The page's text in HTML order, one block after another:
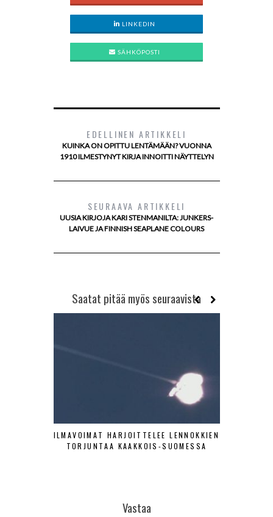
LINKEDIN
SÄHKÖPOSTI
EDELLINEN ARTIKKELI
KUINKA ON OPITTU LENTÄMÄÄN? VUONNA
1910 ILMESTYNYT KIRJA INNOITTI NÄYTTELYN
SEURAAVA ARTIKKELI
UUSIA KIRJOJA KARI STENMANILTA: JUNKERS-
LAIVUE JA FINNISH SEAPLANE COLOURS
Saatat pitää myös seuraavista
ILMAVOIMAT HARJOITTELEE LENNOKKIEN
TORJUNTAA KAAKKOIS-SUOMESSA
Vastaa